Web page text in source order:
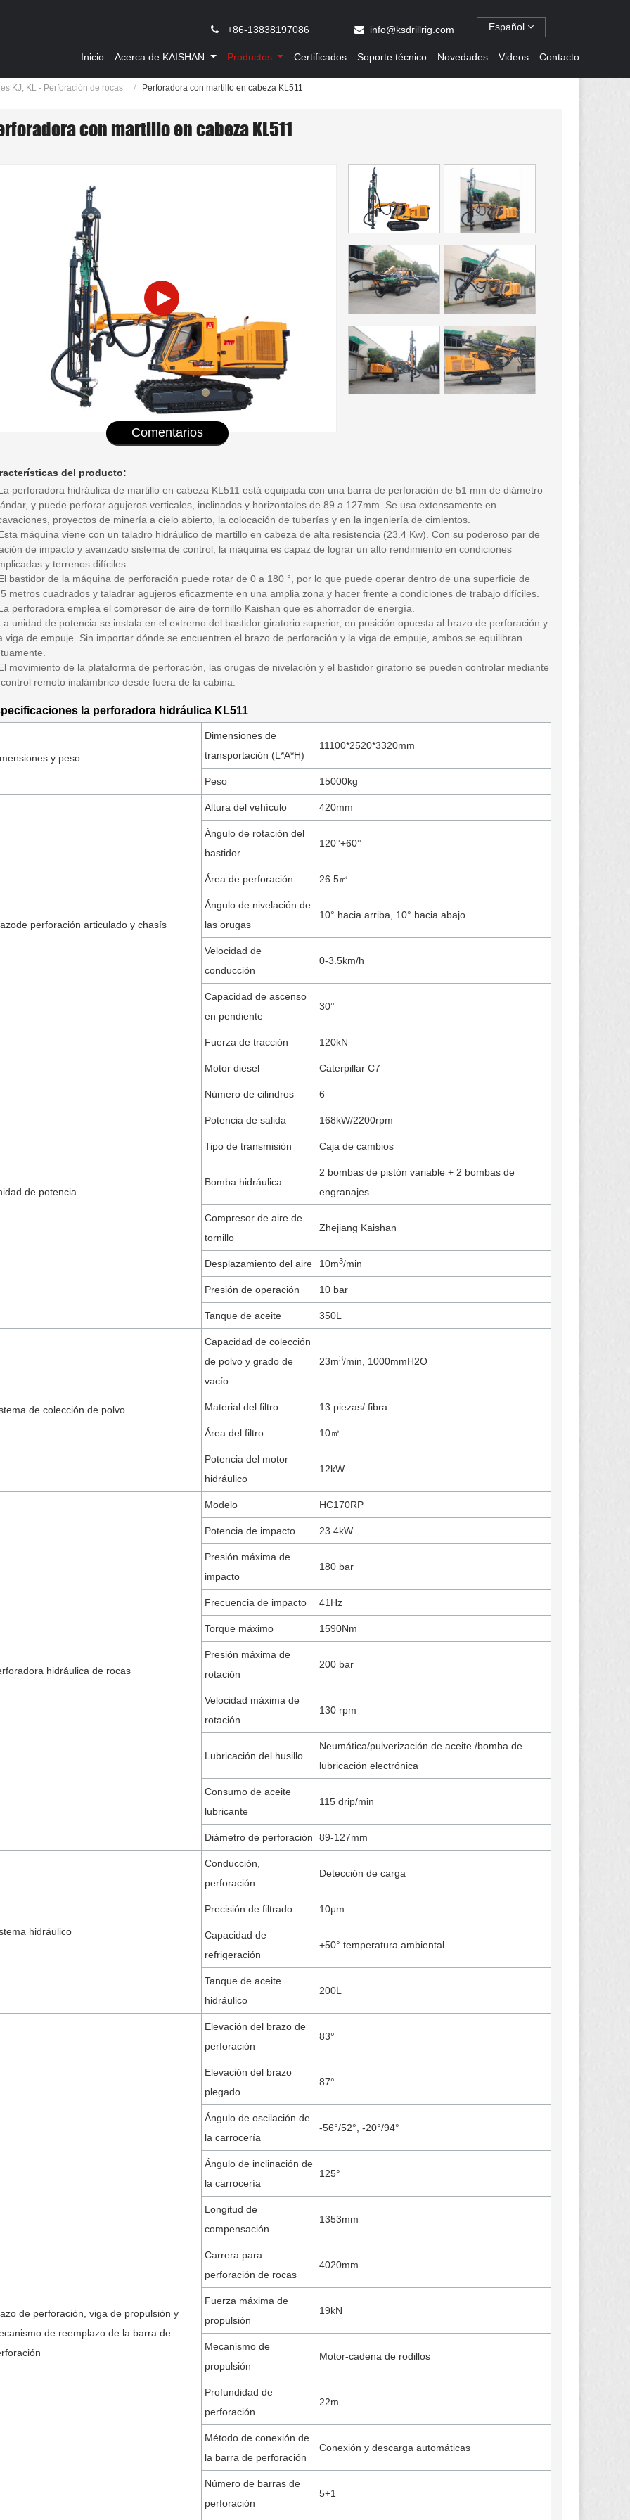
Español
+86-13838197086 info@ksdrillrig.com
Inicio Acerca de KAISHAN Productos Certificados Soporte técnico Novedades Videos Contacto
KJ, KL - Perforación de rocas Perforadora con martillo en cabeza KL511
con martillo en cabeza KL511
Comentarios
del producto:
perforadora hidráulica de martillo en cabeza KL511 está equipada con una barra de perforación de 51 mm de diámetro
y puede perforar agujeros verticales, inclinados y horizontales de 89 a 127mm. Se usa extensamente en
proyectos de minería a cielo abierto, la colocación de tuberías y en la ingeniería de cimientos.
máquina viene con un taladro hidráulico de martillo en cabeza de alta resistencia (23.4 Kw). Con su poderoso par de
de impacto y avanzado sistema de control, la máquina es capaz de lograr un alto rendimiento en condiciones
y terrenos difíciles.
bastidor de la máquina de perforación puede rotar de 0 a 180 °, por lo que puede operar dentro de una superficie de
metros cuadrados y taladrar agujeros eficazmente en una amplia zona y hacer frente a condiciones de trabajo difíciles.
perforadora emplea el compresor de aire de tornillo Kaishan que es ahorrador de energía.
unidad de potencia se instala en el extremo del bastidor giratorio superior, en posición opuesta al brazo de perforación y
viga de empuje. Sin importar dónde se encuentren el brazo de perforación y la viga de empuje, ambos se equilibran
movimiento de la plataforma de perforación, las orugas de nivelación y el bastidor giratorio se pueden controlar mediante
remoto inalámbrico desde fuera de la cabina.
la perforadora hidráulica KL511
y peso
Dimensiones de
transportación (L*A*H)
11100*2520*3320mm
Peso 15000kg
perforación articulado y chasís
Altura del vehículo 420mm
Ángulo de rotación del
bastidor
120°+60°
Área de perforación 26.5㎡
Ángulo de nivelación de
las orugas
10° hacia arriba, 10° hacia abajo
Velocidad de
conducción
0-3.5km/h
Capacidad de ascenso
en pendiente
30°
Fuerza de tracción 120kN
de potencia
Motor diesel Caterpillar C7
Número de cilindros 6
Potencia de salida 168kW/2200rpm
Tipo de transmisión Caja de cambios
Bomba hidráulica
2 bombas de pistón variable + 2 bombas de
engranajes
Compresor de aire de
tornillo
Zhejiang Kaishan
Desplazamiento del aire 10m3/min
Presión de operación 10 bar
Tanque de aceite 350L
de colección de polvo
Capacidad de colección
de polvo y grado de
vacío
23m3/min, 1000mmH2O
Material del filtro 13 piezas/ fibra
Área del filtro 10㎡
Potencia del motor
hidráulico
12kW
hidráulica de rocas
Modelo HC170RP
Potencia de impacto 23.4kW
Presión máxima de
impacto
180 bar
Frecuencia de impacto 41Hz
Torque máximo 1590Nm
Presión máxima de
rotación
200 bar
Velocidad máxima de
rotación
130 rpm
Lubricación del husillo
Neumática/pulverización de aceite /bomba de
lubricación electrónica
Consumo de aceite
lubricante
115 drip/min
Diámetro de perforación 89-127mm
hidráulico
Conducción,
perforación
Detección de carga
Precisión de filtrado 10μm
Capacidad de
refrigeración
+50° temperatura ambiental
Tanque de aceite
hidráulico
200L
de perforación, viga de propulsión y
de reemplazo de la barra de
Elevación del brazo de
perforación
83°
Elevación del brazo
plegado
87°
Ángulo de oscilación de
la carrocería
-56°/52°, -20°/94°
Ángulo de inclinación de
la carrocería
125°
Longitud de
compensación
1353mm
Carrera para
perforación de rocas
4020mm
Fuerza máxima de
propulsión
19kN
Mecanismo de
propulsión
Motor-cadena de rodillos
Profundidad de
perforación
22m
Método de conexión de
la barra de perforación
Conexión y descarga automáticas
Número de barras de
perforación
5+1